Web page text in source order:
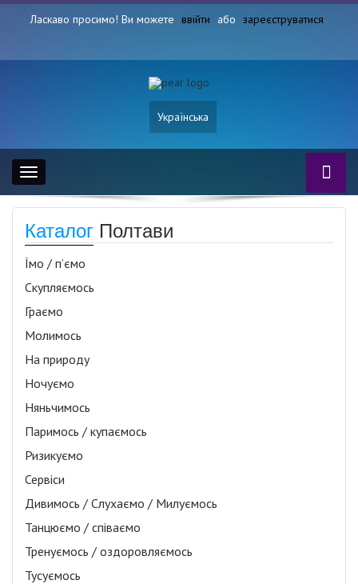
Ласкаво просимо! Ви можете ввійти або зареєструватися
Українська
Toggle
navigation
Каталог Полтави
Їмо / п’ємо
Скупляємось
Граємо
Молимось
На природу
Ночуємо
Няньчимось
Паримось / купаємось
Ризикуємо
Сервіси
Дивимось / Слухаємо / Милуємось
Танцюємо / співаємо
Тренуємось / оздоровляємось
Тусуємось